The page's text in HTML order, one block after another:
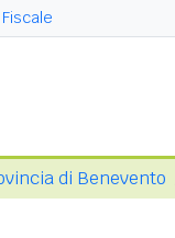
di Benevento